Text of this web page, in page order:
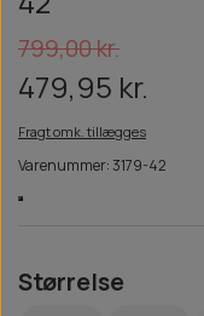
799,00 kr.
479,95 kr.
Fragt omk. tillægges
Varenummer: 3179-42
Størrelse